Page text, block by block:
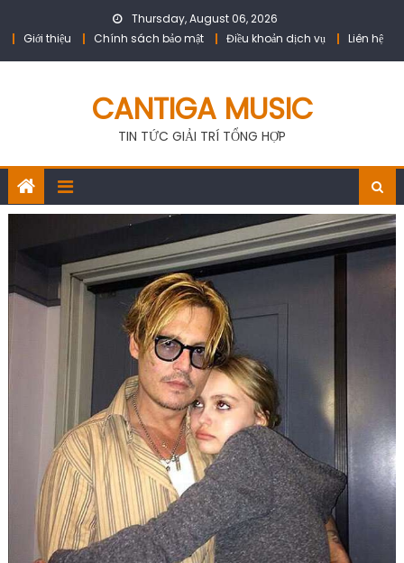
Thursday, August 06, 2026
Giới thiệu
Chính sách bảo mật Điều khoản dịch vụ Liên hệ
CANTIGA MUSIC
TIN TỨC GIẢI TRÍ TỔNG HỢP